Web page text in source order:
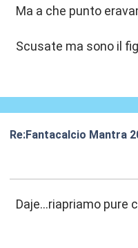
Ma a che punto
Scusate ma sono il
Re:Fantacalcio Mantra
Daje...riapriamo